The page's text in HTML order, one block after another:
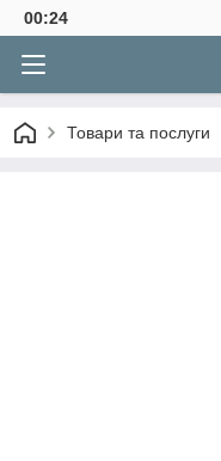
00:24
Товари та послуги